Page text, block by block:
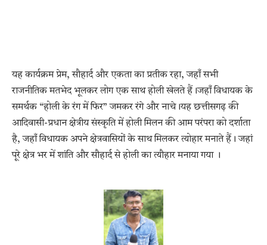
यह कार्यक्रम प्रेम, सौहार्द और एकता का प्रतीक रहा, जहाँ सभी
राजनीतिक मतभेद भूलकर लोग एक साथ होली खेलते हैं।जहाँ विधायक के
समर्थक “होली के रंग में फिर” जमकर रंगे और नाचे।यह छत्तीसगढ़ की
आदिवासी-प्रधान क्षेत्रीय संस्कृति में होली मिलन की आम परंपरा को दर्शाता
है, जहाँ विधायक अपने क्षेत्रवासियों के साथ मिलकर त्योहार मनाते हैं। जहां
पूरे क्षेत्र भर में शांति और सौहार्द से होली का त्यौहार मनाया गया ।